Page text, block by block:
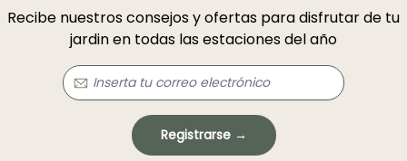
Recibe nuestros consejos y ofertas para disfrutar de tu
jardin en todas las estaciones del año
Registrarse →